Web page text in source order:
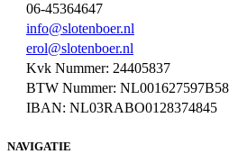
06-45364647
info@slotenboer.nl
erol@slotenboer.nl
Kvk Nummer: 24405837
BTW Nummer: NL001627597B58
IBAN: NL03RABO0128374845
NAVIGATIE